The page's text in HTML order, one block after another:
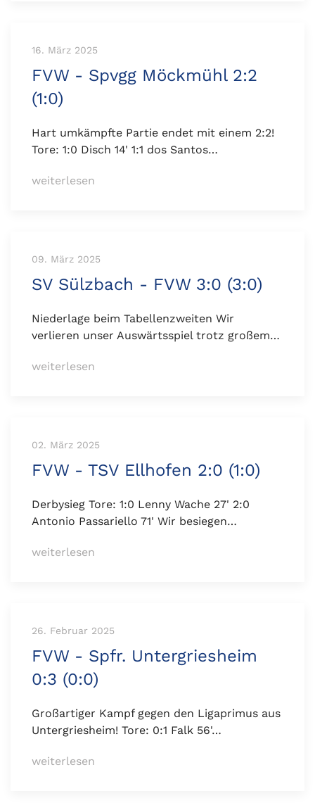
16. März 2025
FVW - Spvgg Möckmühl 2:2
(1:0)
Hart umkämpfte Partie endet mit einem 2:2!
Tore: 1:0 Disch 14' 1:1 dos Santos…
weiterlesen
09. März 2025
SV Sülzbach - FVW 3:0 (3:0)
Niederlage beim Tabellenzweiten Wir
verlieren unser Auswärtsspiel trotz großem…
weiterlesen
02. März 2025
FVW - TSV Ellhofen 2:0 (1:0)
Derbysieg Tore: 1:0 Lenny Wache 27' 2:0
Antonio Passariello 71' Wir besiegen…
weiterlesen
26. Februar 2025
FVW - Spfr. Untergriesheim
0:3 (0:0)
Großartiger Kampf gegen den Ligaprimus aus
Untergriesheim! Tore: 0:1 Falk 56'…
weiterlesen